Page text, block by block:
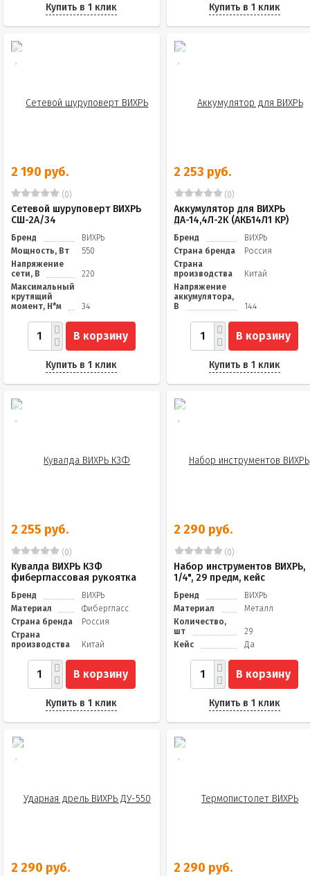
Купить в 1 клик Купить в 1 клик
2 190 руб.
(0)
Сетевой шуруповерт ВИХРЬ
СШ-2А/34
Бренд
ВИХРЬ
Мощность, Вт
550
Напряжение
сети, В
220
Максимальный
крутящий
момент, Н*м
34
В корзину
Купить в 1 клик
2 253 руб.
(0)
Аккумулятор для ВИХРЬ
ДА-14,4Л-2К (АКБ14Л1 KP)
Бренд
ВИХРЬ
Страна бренда
Россия
Страна
производства
Китай
Напряжение
аккумулятора,
В
14.4
В корзину
Купить в 1 клик
2 255 руб.
(0)
Кувалда ВИХРЬ К3Ф
фиберглассовая рукоятка
Бренд
ВИХРЬ
Материал
Фибергласс
Страна бренда
Россия
Страна
производства
Китай
В корзину
Купить в 1 клик
2 290 руб.
(0)
Набор инструментов ВИХРЬ,
1/4", 29 предм, кейс
Бренд
ВИХРЬ
Материал
Металл
Количество,
шт
29
Кейс
Да
В корзину
Купить в 1 клик
2 290 руб. 2 290 руб.